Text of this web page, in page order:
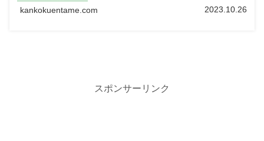
kankokuentame.com 2023.10.26
スポンサーリンク